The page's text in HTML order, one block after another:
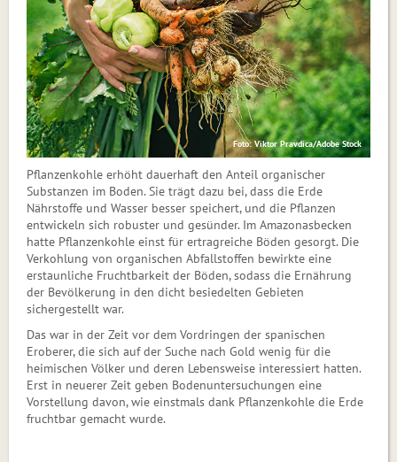
Foto: Viktor Pravdica/Adobe Stock
Pflanzenkohle erhöht dauerhaft den Anteil organischer
Substanzen im Boden. Sie trägt dazu bei, dass die Erde
Nährstoffe und Wasser besser speichert, und die Pflanzen
entwickeln sich robuster und gesünder. Im Amazonasbecken
hatte Pflanzenkohle einst für ertragreiche Böden gesorgt. Die
Verkohlung von organischen Abfallstoffen bewirkte eine
erstaunliche Fruchtbarkeit der Böden, sodass die Ernährung
der Bevölkerung in den dicht besiedelten Gebieten
sichergestellt war.
Das war in der Zeit vor dem Vordringen der spanischen
Eroberer, die sich auf der Suche nach Gold wenig für die
heimischen Völker und deren Lebensweise interessiert hatten.
Erst in neuerer Zeit geben Bodenuntersuchungen eine
Vorstellung davon, wie einstmals dank Pflanzenkohle die Erde
fruchtbar gemacht wurde.